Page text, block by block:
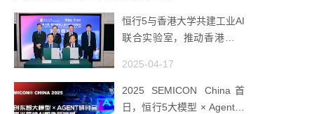
恒行5与香港大学共建工业AI
联合实验室，推动香港成为
2025-04-17
2025 SEMICON China首
日，恒行5大模型 × Agent研